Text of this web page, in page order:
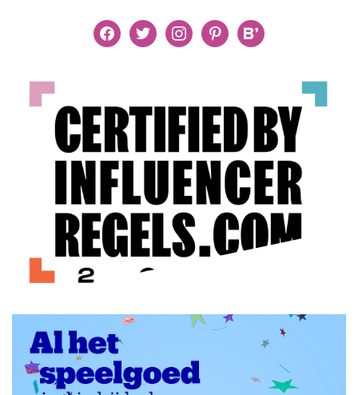
facebooktwitter instagrampinterestbloglovin